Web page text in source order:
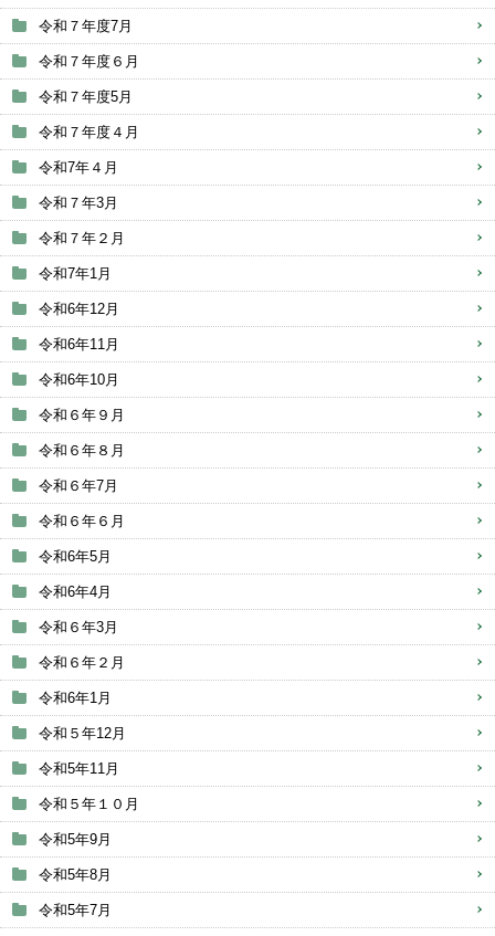
令和７年度7月
令和７年度６月
令和７年度5月
令和７年度４月
令和7年４月
令和７年3月
令和７年２月
令和7年1月
令和6年12月
令和6年11月
令和6年10月
令和６年９月
令和６年８月
令和６年7月
令和６年６月
令和6年5月
令和6年4月
令和６年3月
令和６年２月
令和6年1月
令和５年12月
令和5年11月
令和５年１０月
令和5年9月
令和5年8月
令和5年7月